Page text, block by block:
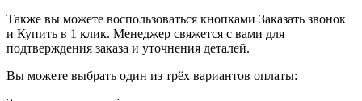
Также вы можете воспользоваться кнопками Заказать звонок
и Купить в 1 клик. Менеджер свяжется с вами для
подтверждения заказа и уточнения деталей.
Вы можете выбрать один из трёх вариантов оплаты: